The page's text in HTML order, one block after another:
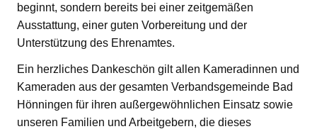
beginnt, sondern bereits bei einer zeitgemäßen
Ausstattung, einer guten Vorbereitung und der
Unterstützung des Ehrenamtes.
Ein herzliches Dankeschön gilt allen Kameradinnen und
Kameraden aus der gesamten Verbandsgemeinde Bad
Hönningen für ihren außergewöhnlichen Einsatz sowie
unseren Familien und Arbeitgebern, die dieses